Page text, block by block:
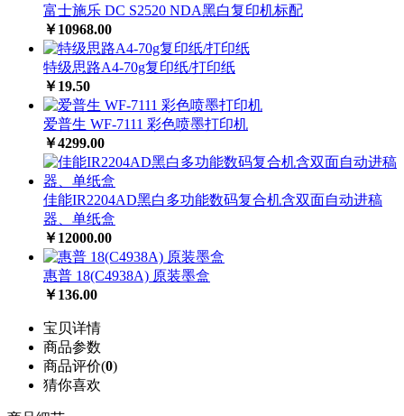
富士施乐 DC S2520 NDA黑白复印机标配
￥10968.00
特级思路A4-70g复印纸/打印纸
￥19.50
爱普生 WF-7111 彩色喷墨打印机
￥4299.00
佳能IR2204AD黑白多功能数码复合机含双面自动进稿
器、单纸盒
￥12000.00
惠普 18(C4938A) 原装墨盒
￥136.00
宝贝详情
商品参数
商品评价(0)
猜你喜欢